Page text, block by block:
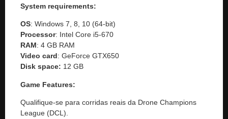
System requirements:
OS: Windows 7, 8, 10 (64-bit)
Processor: Intel Core i5-670
RAM: 4 GB RAM
Video card: GeForce GTX650
Disk space: 12 GB
Game Features:
Qualifique-se para corridas reais da Drone Champions
League (DCL).